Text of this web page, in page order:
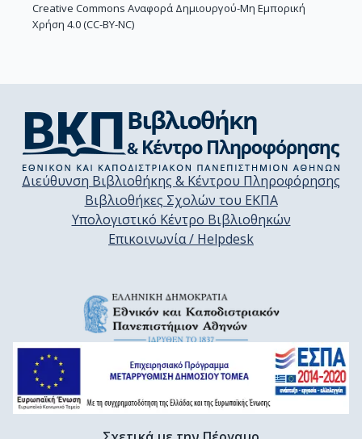
Creative Commons Αναφορά Δημιουργού-Μη Εμπορική
Χρήση 4.0 (CC-BY-NC)
Διεύθυνση Βιβλιοθήκης & Κέντρου Πληροφόρησης
Βιβλιοθήκες Σχολών του ΕΚΠΑ
Υπολογιστικό Κέντρο Βιβλιοθηκών
Επικοινωνία / Helpdesk